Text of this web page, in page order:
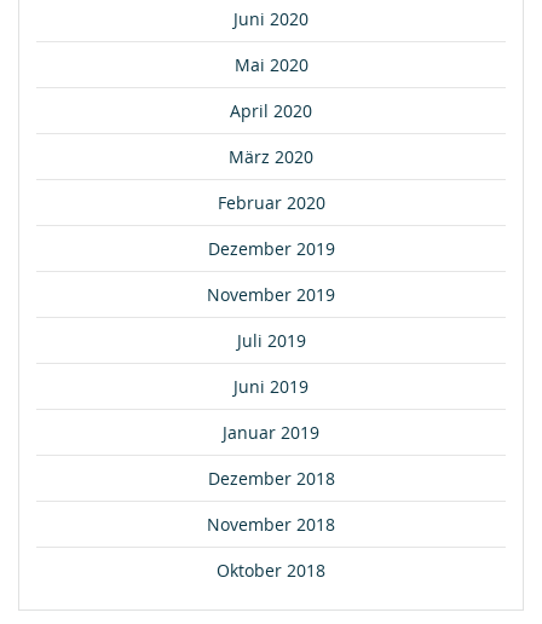
Juni 2020
Mai 2020
April 2020
März 2020
Februar 2020
Dezember 2019
November 2019
Juli 2019
Juni 2019
Januar 2019
Dezember 2018
November 2018
Oktober 2018